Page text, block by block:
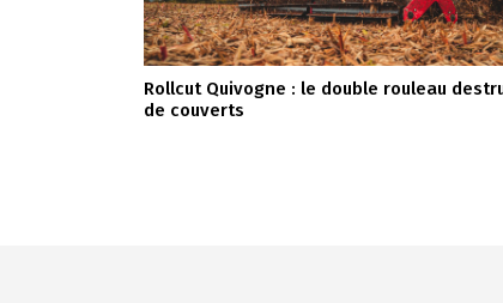
Rollcut Quivogne : le double rouleau
de couverts